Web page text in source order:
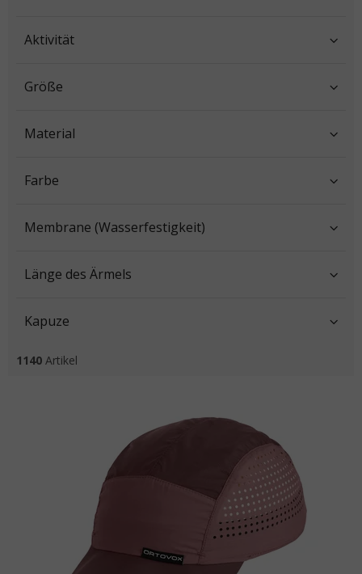
Aktivität
Größe
Material
Farbe
Membrane (Wasserfestigkeit)
Länge des Ärmels
Kapuze
1140 Artikel